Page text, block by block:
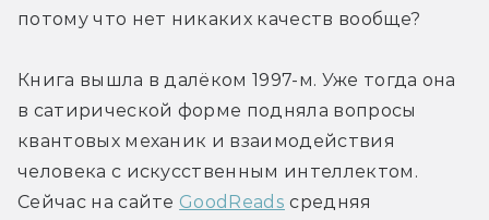
потому что нет никаких качеств вообще?
Книга вышла в далёком 1997-м. Уже тогда она
в сатирической форме подняла вопросы
квантовых механик и взаимодействия
человека с искусственным интеллектом.
Сейчас на сайте GoodReads средняя